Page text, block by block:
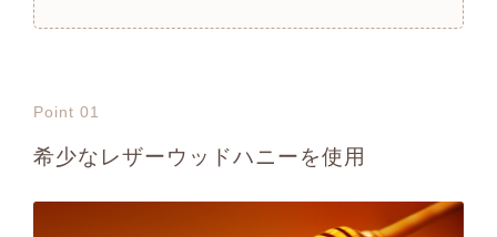
Point 01
希少なレザーウッドハニーを使用